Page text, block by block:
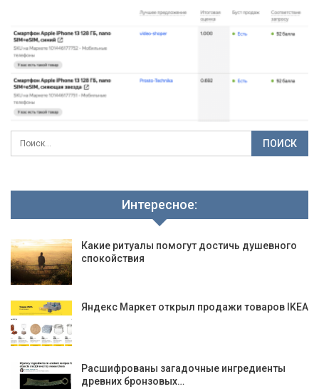
Интересное:
Какие ритуалы помогут достичь душевного
спокойствия
Яндекс Маркет открыл продажи товаров IKEA
Расшифрованы загадочные ингредиенты
древних бронзовых…